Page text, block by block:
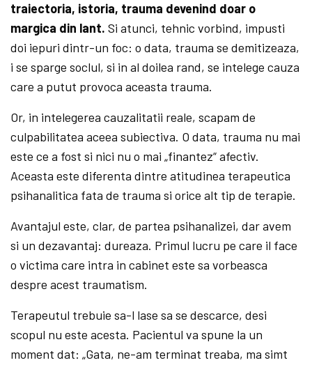
traiectoria, istoria, trauma devenind doar o
margica din lant. Si atunci, tehnic vorbind, impusti
doi iepuri dintr-un foc: o data, trauma se demitizeaza,
i se sparge soclul, si in al doilea rand, se intelege cauza
care a putut provoca aceasta trauma.
Or, in intelegerea cauzalitatii reale, scapam de
culpabilitatea aceea subiectiva. O data, trauma nu mai
este ce a fost si nici nu o mai „finantez“ afectiv.
Aceasta este diferenta dintre atitudinea terapeutica
psihanalitica fata de trauma si orice alt tip de terapie.
Avantajul este, clar, de partea psihanalizei, dar avem
si un dezavantaj: dureaza. Primul lucru pe care il face
o victima care intra in cabinet este sa vorbeasca
despre acest traumatism.
Terapeutul trebuie sa-l lase sa se descarce, desi
scopul nu este acesta. Pacientul va spune la un
moment dat: „Gata, ne-am terminat treaba, ma simt